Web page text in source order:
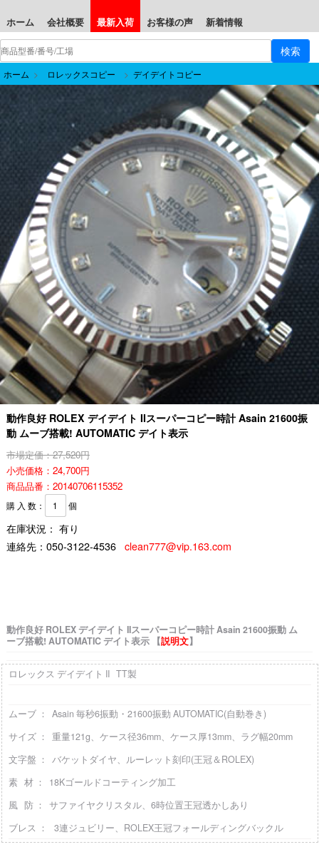
ホーム 会社概要 最新入荷 お客様の声 新着情報
ホーム > ロレックスコピー > デイデイトコピー
動作良好 ROLEX デイデイト IIスーパーコピー時計 Asain 21600振
動 ムーブ搭載! AUTOMATIC デイト表示
市場定価：27,520円
小売価格：24,700円
商品品番：20140706115352
購 入 数： 個
在庫状況： 有り
連絡先： 050-3122-4536 clean777@vip.163.com
動作良好 ROLEX デイデイト IIスーパーコピー時計 Asain 21600振動 ム
ーブ搭載! AUTOMATIC デイト表示 【説明文】
ロレックス デイデイト II TT製
ムーブ ： Asain 毎秒6振動・21600振動 AUTOMATIC(自動巻き)
サイズ ： 重量121g、ケース径36mm、ケース厚13mm、ラグ幅20mm
文字盤 ： バケットダイヤ、ルーレット刻印(王冠＆ROLEX)
素 材 ： 18Kゴールドコーティング加工
風 防 ： サファイヤクリスタル、6時位置王冠透かしあり
ブレス ： 3連ジュビリー、ROLEX王冠フォールディングバックル